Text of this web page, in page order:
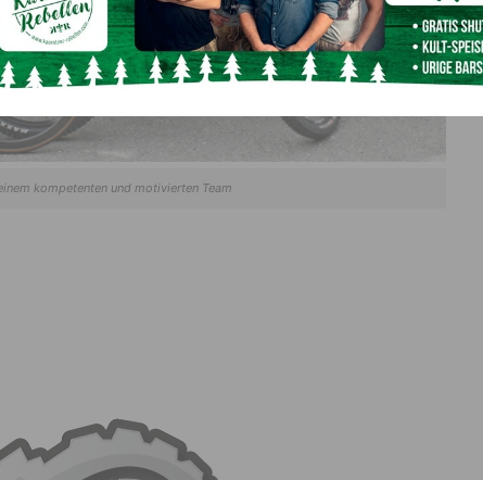
kompetenten und motivierten Team